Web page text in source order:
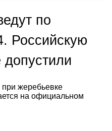
по
Российскую
жеребьевке
на официальном